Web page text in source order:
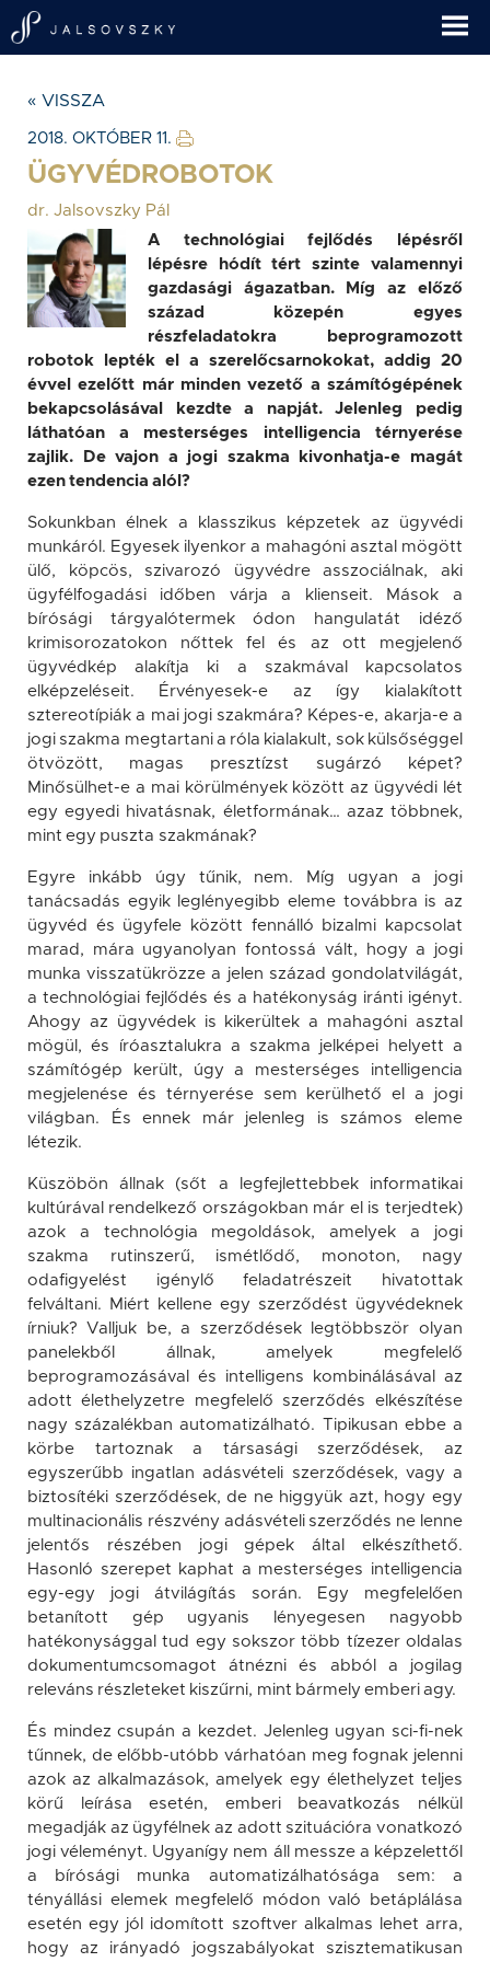
« VISSZA
2018. OKTÓBER 11.
ÜGYVÉDROBOTOK
dr. Jalsovszky Pál
A technológiai fejlődés lépésről
lépésre hódít tért szinte valamennyi
gazdasági ágazatban. Míg az előző
század közepén egyes
részfeladatokra beprogramozott
robotok lepték el a szerelőcsarnokokat, addig 20
évvel ezelőtt már minden vezető a számítógépének
bekapcsolásával kezdte a napját. Jelenleg pedig
láthatóan a mesterséges intelligencia térnyerése
zajlik. De vajon a jogi szakma kivonhatja-e magát
ezen tendencia alól?
Sokunkban élnek a klasszikus képzetek az ügyvédi
munkáról. Egyesek ilyenkor a mahagóni asztal mögött
ülő, köpcös, szivarozó ügyvédre asszociálnak, aki
ügyfélfogadási időben várja a klienseit. Mások a
bírósági tárgyalótermek ódon hangulatát idéző
krimisorozatokon nőttek fel és az ott megjelenő
ügyvédkép alakítja ki a szakmával kapcsolatos
elképzeléseit. Érvényesek-e az így kialakított
sztereotípiák a mai jogi szakmára? Képes-e, akarja-e a
jogi szakma megtartani a róla kialakult, sok külsőséggel
ötvözött, magas presztízst sugárzó képet?
Minősülhet-e a mai körülmények között az ügyvédi lét
egy egyedi hivatásnak, életformának… azaz többnek,
mint egy puszta szakmának?
Egyre inkább úgy tűnik, nem. Míg ugyan a jogi
tanácsadás egyik leglényegibb eleme továbbra is az
ügyvéd és ügyfele között fennálló bizalmi kapcsolat
marad, mára ugyanolyan fontossá vált, hogy a jogi
munka visszatükrözze a jelen század gondolatvilágát,
a technológiai fejlődés és a hatékonyság iránti igényt.
Ahogy az ügyvédek is kikerültek a mahagóni asztal
mögül, és íróasztalukra a szakma jelképei helyett a
számítógép került, úgy a mesterséges intelligencia
megjelenése és térnyerése sem kerülhető el a jogi
világban. És ennek már jelenleg is számos eleme
létezik.
Küszöbön állnak (sőt a legfejlettebbek informatikai
kultúrával rendelkező országokban már el is terjedtek)
azok a technológia megoldások, amelyek a jogi
szakma rutinszerű, ismétlődő, monoton, nagy
odafigyelést igénylő feladatrészeit hivatottak
felváltani. Miért kellene egy szerződést ügyvédeknek
írniuk? Valljuk be, a szerződések legtöbbször olyan
panelekből állnak, amelyek megfelelő
beprogramozásával és intelligens kombinálásával az
adott élethelyzetre megfelelő szerződés elkészítése
nagy százalékban automatizálható. Tipikusan ebbe a
körbe tartoznak a társasági szerződések, az
egyszerűbb ingatlan adásvételi szerződések, vagy a
biztosítéki szerződések, de ne higgyük azt, hogy egy
multinacionális részvény adásvételi szerződés ne lenne
jelentős részében jogi gépek által elkészíthető.
Hasonló szerepet kaphat a mesterséges intelligencia
egy-egy jogi átvilágítás során. Egy megfelelően
betanított gép ugyanis lényegesen nagyobb
hatékonysággal tud egy sokszor több tízezer oldalas
dokumentumcsomagot átnézni és abból a jogilag
releváns részleteket kiszűrni, mint bármely emberi agy.
És mindez csupán a kezdet. Jelenleg ugyan sci-fi-nek
tűnnek, de előbb-utóbb várhatóan meg fognak jelenni
azok az alkalmazások, amelyek egy élethelyzet teljes
körű leírása esetén, emberi beavatkozás nélkül
megadják az ügyfélnek az adott szituációra vonatkozó
jogi véleményt. Ugyanígy nem áll messze a képzelettől
a bírósági munka automatizálhatósága sem: a
tényállási elemek megfelelő módon való betáplálása
esetén egy jól idomított szoftver alkalmas lehet arra,
hogy az irányadó jogszabályokat szisztematikusan